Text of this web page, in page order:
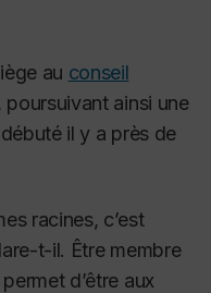
au conseil
, poursuivant ainsi une
il y a près de
racines, c’est
t-il. Être membre
d’être aux